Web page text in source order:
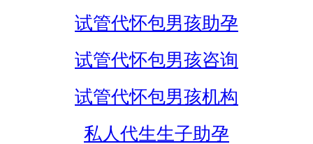
试管代怀包男孩助孕
试管代怀包男孩咨询
试管代怀包男孩机构
私人代生生子助孕